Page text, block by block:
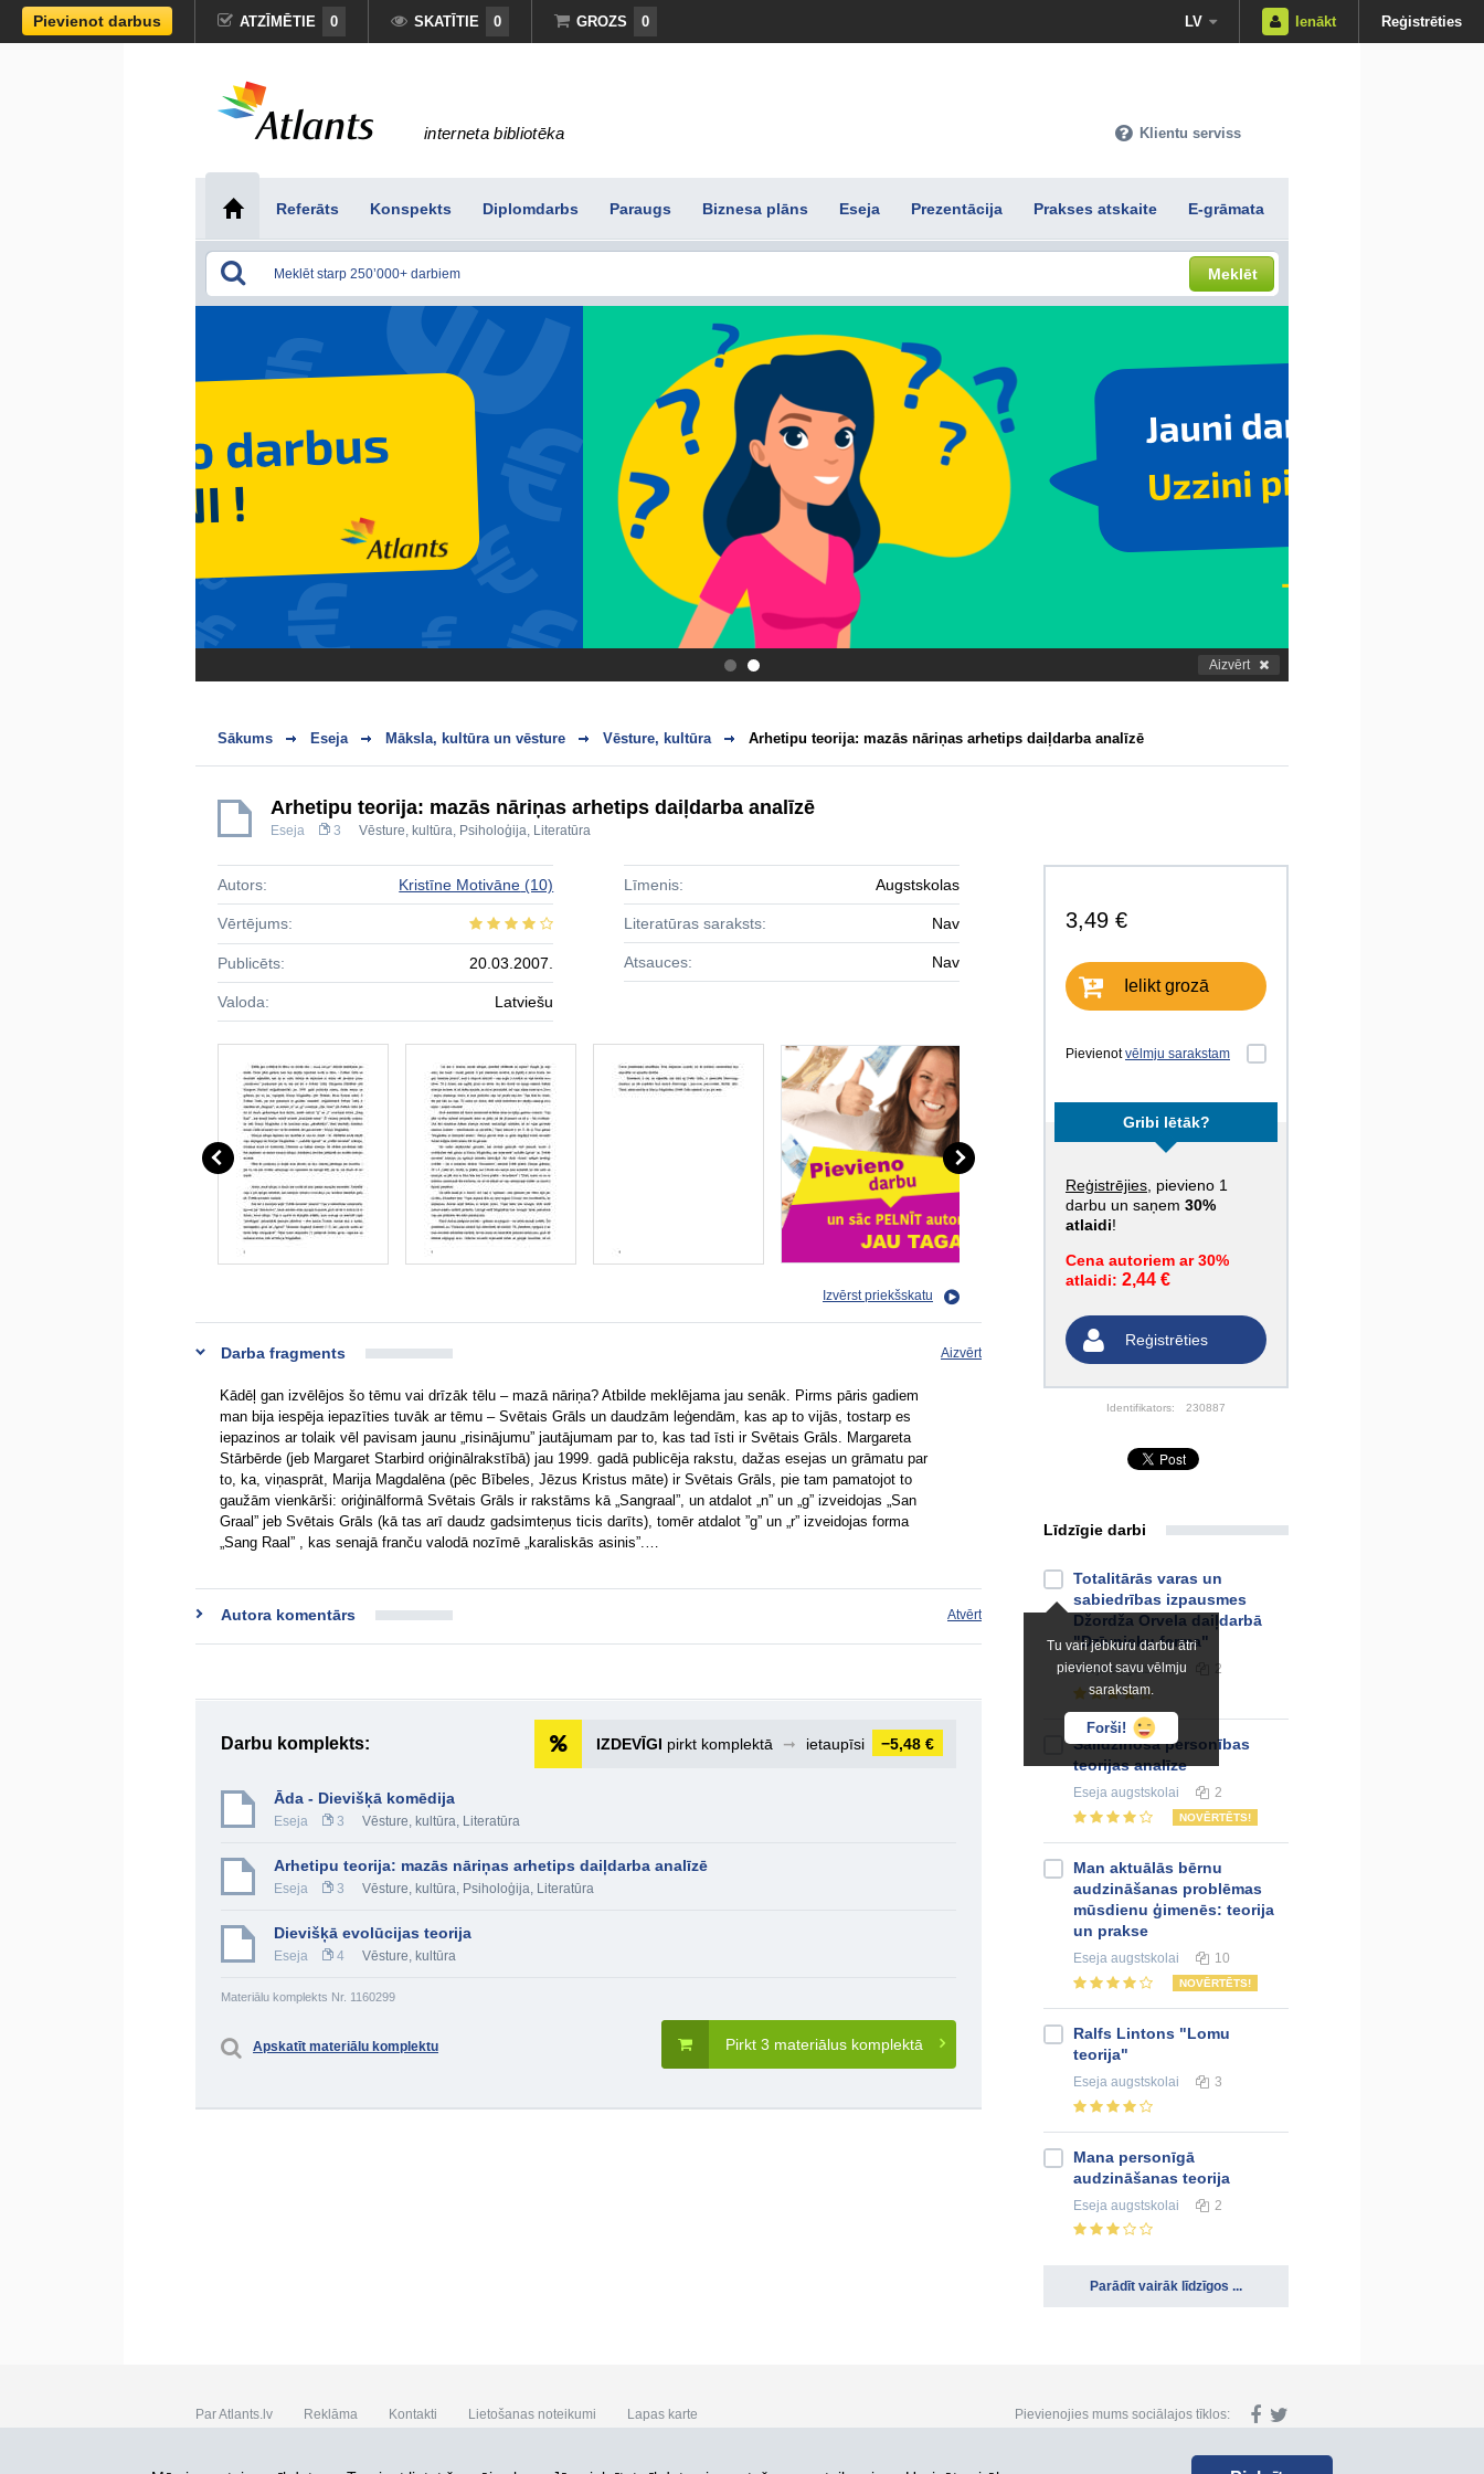
Pievienot darbus ATZĪMĒTIE 0 SKATĪTIE 0 GROZS 0 LV Ienākt Reģistrēties
interneta bibliotēka Klientu serviss
Referāts Konspekts Diplomdarbs Paraugs Biznesa plāns Eseja Prezentācija Prakses atskaite E-grāmata
Meklēt
. Aizvērt
Sākums Eseja Māksla, kultūra un vēsture Vēsture, kultūra Arhetipu teorija: mazās nāriņas arhetips daiļdarba analīzē
Arhetipu teorija: mazās nāriņas arhetips daiļdarba analīzē
Eseja 3 Vēsture, kultūra, Psiholoģija, Literatūra
3,49 €
Ielikt grozā
Pievienotvēlmju sarakstam
Gribi lētāk?
Reģistrējies , pievieno 1
darbu un saņem 30%
atlaidi!
Cena autoriem ar 30%
atlaidi: 2,44 €
Reģistrēties
Identifikators: 230887
Autors: Kristīne Motivāne (10)
Vērtējums:
Publicēts: 20.03.2007.
Valoda: Latviešu
Līmenis: Augstskolas
Literatūras saraksts: Nav
Atsauces: Nav
Izvērst priekšskatu
Darba fragments Aizvērt
Kādēļ gan izvēlējos šo tēmu vai drīzāk tēlu – mazā nāriņa? Atbilde meklējama jau senāk. Pirms pāris gadiem
man bija iespēja iepazīties tuvāk ar tēmu – Svētais Grāls un daudzām leģendām, kas ap to vijās, tostarp es
iepazinos ar tolaik vēl pavisam jaunu „risinājumu” jautājumam par to, kas tad īsti ir Svētais Grāls. Margareta
Stārbērde (jeb Margaret Starbird oriģinālrakstībā) jau 1999. gadā publicēja rakstu, dažas esejas un grāmatu par
to, ka, viņasprāt, Marija Magdalēna (pēc Bībeles, Jēzus Kristus māte) ir Svētais Grāls, pie tam pamatojot to
gaužām vienkārši: oriģinālformā Svētais Grāls ir rakstāms kā „Sangraal”, un atdalot „n” un „g” izveidojas „San
Graal” jeb Svētais Grāls (kā tas arī daudz gadsimteņus ticis darīts), tomēr atdalot ”g” un „r” izveidojas forma
„Sang Raal” , kas senajā franču valodā nozīmē „karaliskās asinis”.…
Autora komentārs Atvērt
Darbu komplekts: IZDEVĪGI pirkt komplektā ➞ ietaupīsi −5,48 €
Āda - Dievišķā komēdija
Eseja 3 Vēsture, kultūra, Literatūra
Arhetipu teorija: mazās nāriņas arhetips daiļdarba analīzē
Eseja 3 Vēsture, kultūra, Psiholoģija, Literatūra
Dievišķā evolūcijas teorija
Eseja 4 Vēsture, kultūra
Materiālu komplekts Nr. 1160299
Pirkt 3 materiālus komplektā
Apskatīt materiālu komplektu
Līdzīgie darbi
Tu vari jebkuru darbu ātri
pievienot savu vēlmju
sarakstam.
Forši!
Totalitārās varas un
sabiedrības izpausmes
Džordža Orvela daiļdarbā
"Dzīvnieku ferma"
Esejaaugstskolai 2
Salīdzinoša personības
teorijas analīze
Eseja augstskolai 2
NOVĒRTĒTS!
Man aktuālās bērnu
audzināšanas problēmas
mūsdienu ģimenēs: teorija
un prakse
Eseja augstskolai 10
NOVĒRTĒTS!
Ralfs Lintons "Lomu
teorija"
Eseja augstskolai 3
Mana personīgā
audzināšanas teorija
Eseja augstskolai 2
Parādīt vairāk līdzīgos ...
Par Atlants.lv Reklāma Kontakti Lietošanas noteikumi Lapas karte Pievienojies mums sociālajos tīklos:
SIA „CDI” © 2002 - 2026